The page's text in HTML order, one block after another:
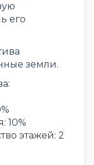
его
земли.
10%
этажей: 2